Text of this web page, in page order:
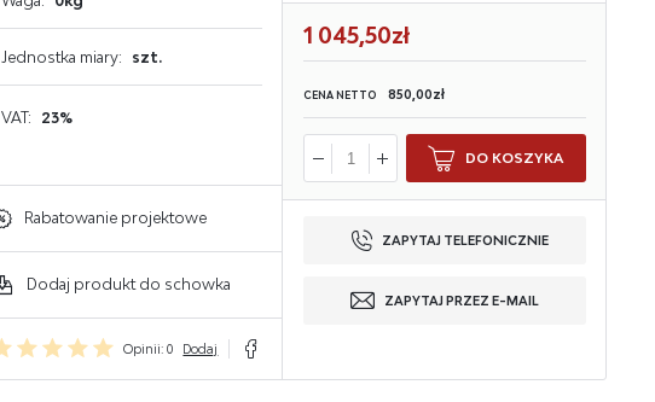
Jednostka miary: szt.
VAT: 23%
Rabatowanie projektowe
Dodaj produkt do schowka
Opinii: 0 Dodaj
1 045,50zł
CENA NETTO 850,00zł
DO KOSZYKA
ZAPYTAJ TELEFONICZNIE
ZAPYTAJ PRZEZ E-MAIL